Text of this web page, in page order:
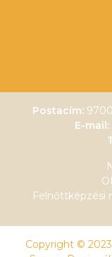
Postacím:
E-mail:
Felnőttképzési
Copyright ©